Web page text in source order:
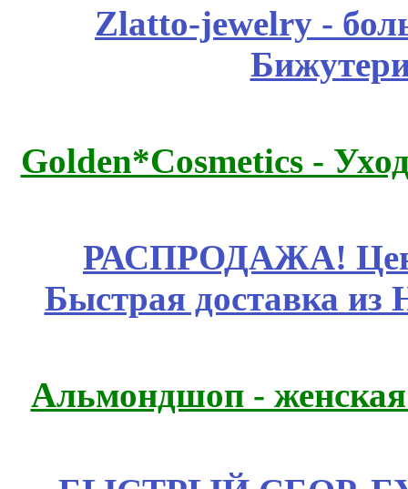
Zlatto-jewelry -
Golden*Cosmetics -
РАСПРОДАЖА!
Быстрая доставка из
Альмондшоп -